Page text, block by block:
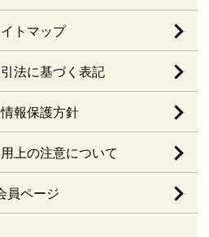
トマップ
法に基づく表記
報保護方針
上の注意について
員ページ